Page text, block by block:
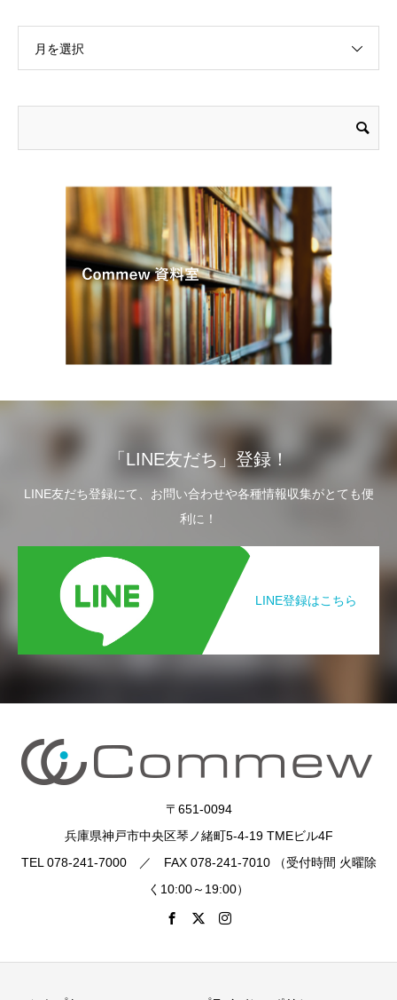
月を選択
「LINE友だち」登録！
LINE友だち登録にて、お問い合わせや各種情報収集がとても便
利に！
LINE登録はこちら
〒651-0094
兵庫県神戸市中央区琴ノ緒町5-4-19 TMEビル4F
TEL 078-241-7000 ／ FAX 078-241-7010 （受付時間 火曜除
く10:00～19:00）